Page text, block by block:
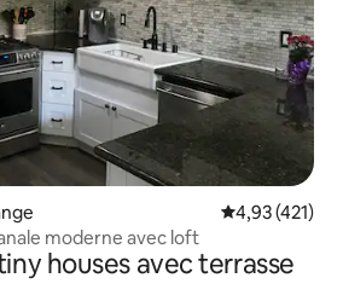
Évaluation
4,93 (421)
moderne avec loft
houses avec terrasse